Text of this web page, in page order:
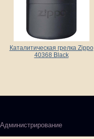
Каталитическая грелка Zippo
40368 Black
Администрирование